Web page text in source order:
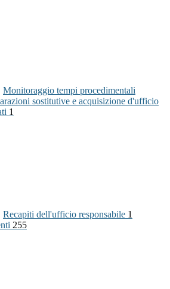
Monitoraggio tempi procedimentali
sostitutive e acquisizione d'ufficio
1
Recapiti dell'ufficio responsabile 1
255